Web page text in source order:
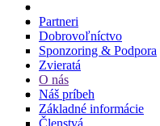
Partneri
Dobrovoľníctvo
Sponzoring & Podpora
Zvieratá
O nás
Náš príbeh
Základné informácie
Členstvá